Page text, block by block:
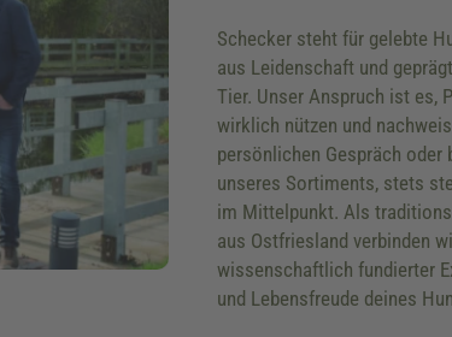
Schecker steht für gelebte
aus Leidenschaft und
Tier. Unser Anspruch ist es,
wirklich nützen und
persönlichen Gespräch
unseres Sortiments, stets
im Mittelpunkt. Als
aus Ostfriesland verbinden
wissenschaftlich fundierter
und Lebensfreude deines